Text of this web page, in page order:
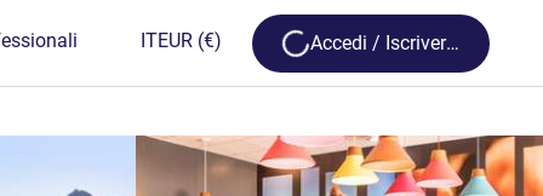
ITEUR (€) Loading...
Accedi / Iscriversi